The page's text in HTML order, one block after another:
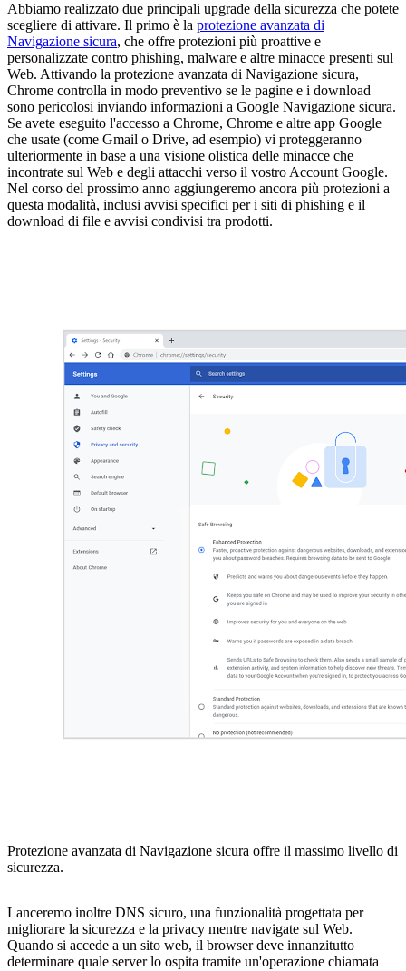
Abbiamo realizzato due principali upgrade della sicurezza che potete
scegliere di attivare. Il primo è la protezione avanzata di
Navigazione sicura, che offre protezioni più proattive e
personalizzate contro phishing, malware e altre minacce presenti sul
Web. Attivando la protezione avanzata di Navigazione sicura,
Chrome controlla in modo preventivo se le pagine e i download
sono pericolosi inviando informazioni a Google Navigazione sicura.
Se avete eseguito l'accesso a Chrome, Chrome e altre app Google
che usate (come Gmail o Drive, ad esempio) vi proteggeranno
ulteriormente in base a una visione olistica delle minacce che
incontrate sul Web e degli attacchi verso il vostro Account Google.
Nel corso del prossimo anno aggiungeremo ancora più protezioni a
questa modalità, inclusi avvisi specifici per i siti di phishing e il
download di file e avvisi condivisi tra prodotti.
Protezione avanzata di Navigazione sicura offre il massimo livello di
sicurezza.
Lanceremo inoltre DNS sicuro, una funzionalità progettata per
migliorare la sicurezza e la privacy mentre navigate sul Web.
Quando si accede a un sito web, il browser deve innanzitutto
determinare quale server lo ospita tramite un'operazione chiamata